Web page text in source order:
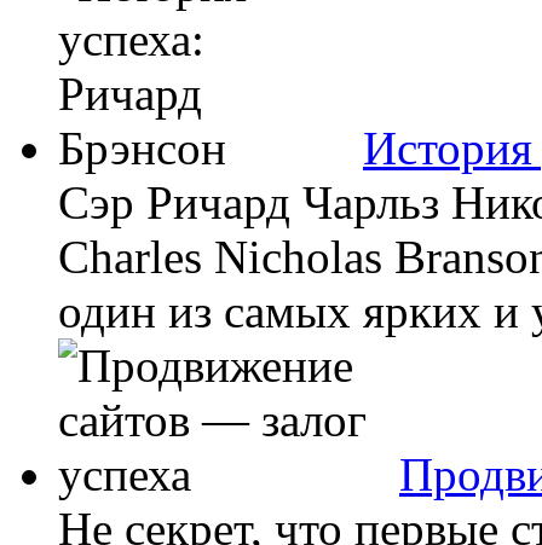
Сэр Ричард Чарльз
Charles Nicholas
один из самых ярких и
Не секрет, что первые